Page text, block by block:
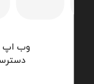
وب اپ